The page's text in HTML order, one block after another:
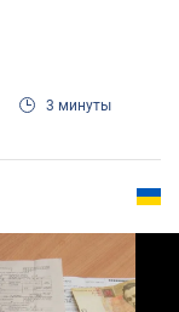
3 минуты